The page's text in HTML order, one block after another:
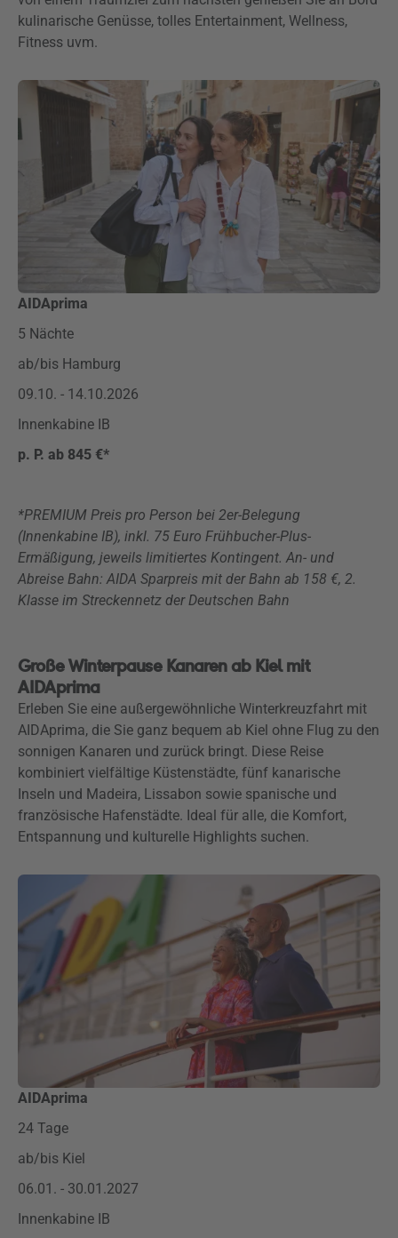
kulinarische Genüsse, tolles Entertainment, Wellness,
Fitness uvm.
AIDAprima
5 Nächte
ab/bis Hamburg
09.10. - 14.10.2026
Innenkabine IB
p. P. ab 845 €*
*PREMIUM Preis pro Person bei 2er-Belegung
(Innenkabine IB), inkl. 75 Euro Frühbucher-Plus-
Ermäßigung, jeweils limitiertes Kontingent. An- und
Abreise Bahn: AIDA Sparpreis mit der Bahn ab 158 €, 2.
Klasse im Streckennetz der Deutschen Bahn
Große Winterpause Kanaren ab Kiel mit
AIDAprima
Erleben Sie eine außergewöhnliche Winterkreuzfahrt mit
AIDAprima, die Sie ganz bequem ab Kiel ohne Flug zu den
sonnigen Kanaren und zurück bringt. Diese Reise
kombiniert vielfältige Küstenstädte, fünf kanarische
Inseln und Madeira, Lissabon sowie spanische und
französische Hafenstädte. Ideal für alle, die Komfort,
Entspannung und kulturelle Highlights suchen.
AIDAprima
24 Tage
ab/bis Kiel
06.01. - 30.01.2027
Innenkabine IB